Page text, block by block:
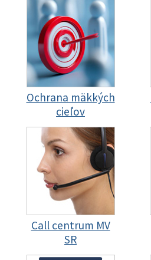
Ochrana mäkkých
cieľov
Call centrum MV
SR